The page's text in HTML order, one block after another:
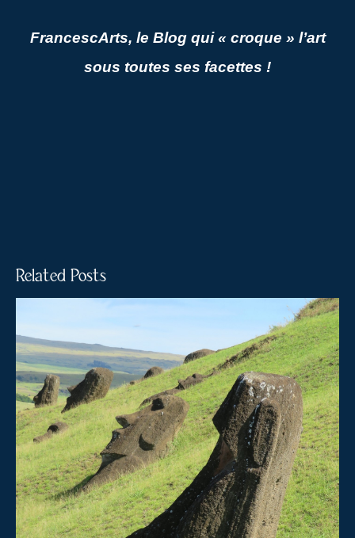
FrancescArts, le Blog qui « croque » l’art
sous toutes ses facettes !
Related Posts